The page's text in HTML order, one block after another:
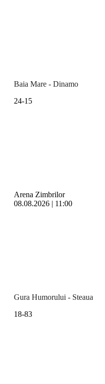
Baia Mare - Dinamo
24-15
Arena Zimbrilor
08.08.2026 | 11:00
Gura Humorului - Steaua
18-83